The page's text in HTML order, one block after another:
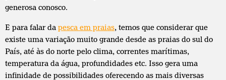
generosa conosco.
E para falar da pesca em praias, temos que considerar que
existe uma variação muito grande desde as praias do sul do
País, até às do norte pelo clima, correntes marítimas,
temperatura da água, profundidades etc. Isso gera uma
infinidade de possibilidades oferecendo as mais diversas